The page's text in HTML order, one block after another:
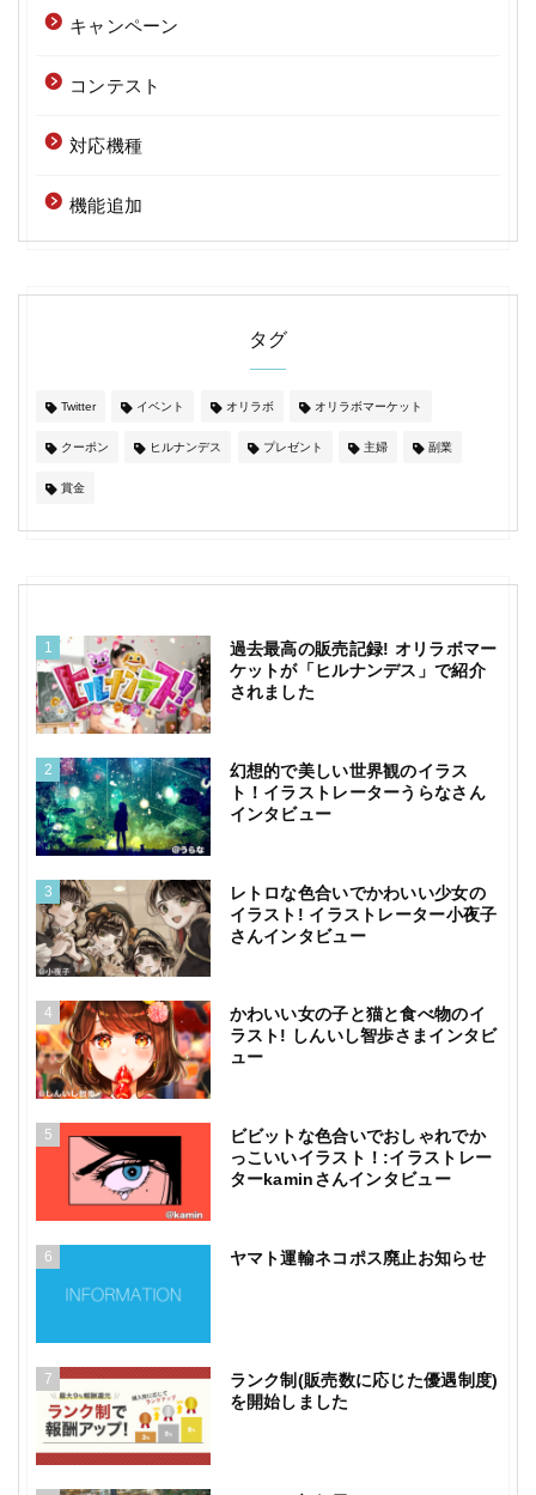
キャンペーン
コンテスト
対応機種
機能追加
タグ
Twitter イベント オリラボ オリラボマーケット
クーポン ヒルナンデス プレゼント 主婦 副業
賞金
1
過去最高の販売記録! オリラボマー
ケットが「ヒルナンデス」で紹介
されました
2
幻想的で美しい世界観のイラス
ト！イラストレーターうらなさん
インタビュー
3
レトロな色合いでかわいい少女の
イラスト! イラストレーター小夜子
さんインタビュー
4
かわいい女の子と猫と食べ物のイ
ラスト! しんいし智歩さまインタビ
ュー
5
ビビットな色合いでおしゃれでか
っこいいイラスト！:イラストレー
ターkaminさんインタビュー
6 ヤマト運輸ネコポス廃止お知らせ
7
ランク制(販売数に応じた優遇制度)
を開始しました